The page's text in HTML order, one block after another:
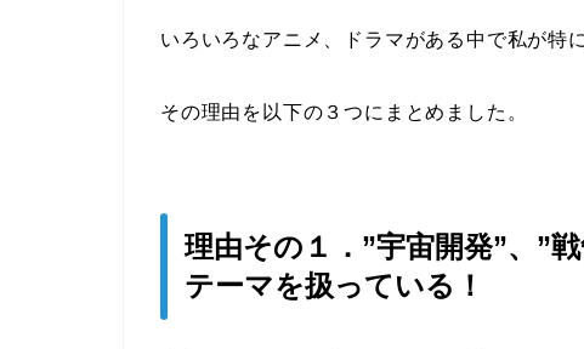
いろいろなアニメ、ドラマがある中で私が特
その理由を以下の３つにまとめました。
理由その１．”宇宙開発”、”
テーマを扱っている！